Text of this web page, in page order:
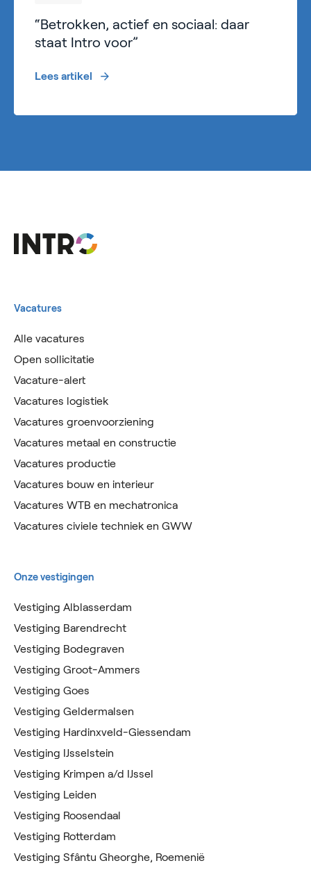
“Betrokken, actief en sociaal: daar
staat Intro voor”
Lees artikel
Vacatures
Alle vacatures
Open sollicitatie
Vacature-alert
Vacatures logistiek
Vacatures groenvoorziening
Vacatures metaal en constructie
Vacatures productie
Vacatures bouw en interieur
Vacatures WTB en mechatronica
Vacatures civiele techniek en GWW
Onze vestigingen
Vestiging Alblasserdam
Vestiging Barendrecht
Vestiging Bodegraven
Vestiging Groot-Ammers
Vestiging Goes
Vestiging Geldermalsen
Vestiging Hardinxveld-Giessendam
Vestiging IJsselstein
Vestiging Krimpen a/d IJssel
Vestiging Leiden
Vestiging Roosendaal
Vestiging Rotterdam
Vestiging Sfântu Gheorghe, Roemenië